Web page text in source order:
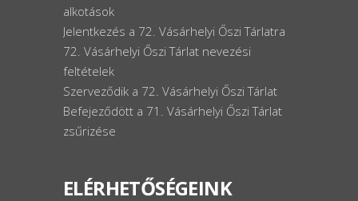
alkotások
Jelentkezés a 72. Vásárhelyi Őszi Tárlatra
72. Vásárhelyi Őszi Tárlat nevezési
feltételek
Szerveződik a 72. Vásárhelyi Őszi Tárlat
Befejeződött a 71. Vásárhelyi Őszi Tárlat
zsűrizése
ELÉRHETŐSÉGEINK